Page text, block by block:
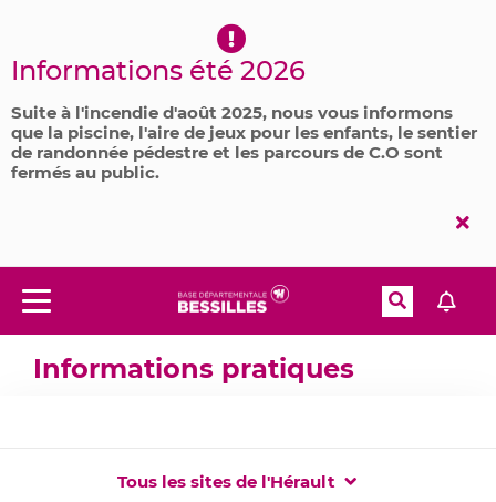
Informations été 2026
Suite à l'incendie d'août 2025, nous vous informons
que la piscine, l'aire de jeux pour les enfants, le sentier
de randonnée pédestre et les parcours de C.O sont
fermés au public.
Aller à la recherche
Menu
Informations pratiques
Tous les sites de l'Hérault